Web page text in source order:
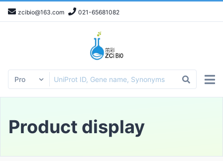
zcibio@163.com 021-65681082
Product display